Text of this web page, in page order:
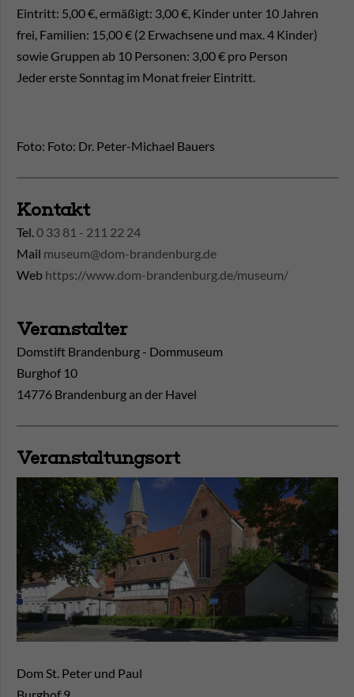
Eintritt: 5,00 €, ermäßigt: 3,00 €, Kinder unter 10 Jahren
frei, Familien: 15,00 € (2 Erwachsene und max. 4 Kinder)
sowie Gruppen ab 10 Personen: 3,00 € pro Person
Jeder erste Sonntag im Monat freier Eintritt.
Foto: Foto: Dr. Peter-Michael Bauers
Kontakt
Tel.0 33 81 - 211 22 24
Mail museum@dom-brandenburg.de
Web https://www.dom-brandenburg.de/museum/
Veranstalter
Domstift Brandenburg - Dommuseum
Burghof 10
14776 Brandenburg an der Havel
Veranstaltungsort
Dom St. Peter und Paul
Burghof 9